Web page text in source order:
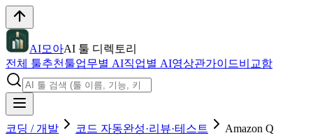
AI모아AI 툴 디렉토리
전체 툴추천툴업무별 AI직업별 AI영상관가이드비교함
코딩 / 개발 코드 자동완성·리뷰·테스트
Amazon Q